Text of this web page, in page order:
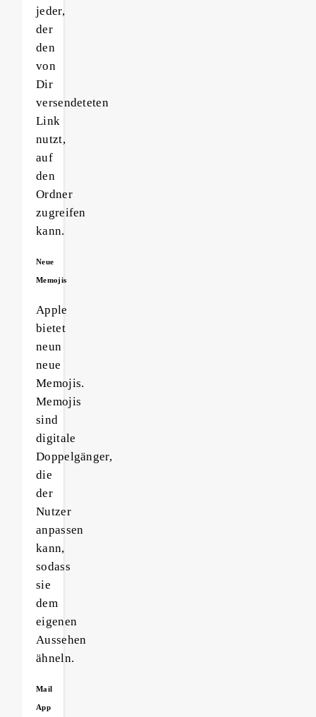
jeder,
der
den
von
Dir
versendeteten
Link
nutzt,
auf
den
Ordner
zugreifen
kann.
Neue
Memojis
Apple
bietet
neun
neue
Memojis.
Memojis
sind
digitale
Doppelgänger,
die
der
Nutzer
anpassen
kann,
sodass
sie
dem
eigenen
Aussehen
ähneln.
Mail
App